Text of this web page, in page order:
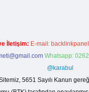
İletişim: E-mail:
Whatsapp:
@karabul
5651 Sayılı Kanun